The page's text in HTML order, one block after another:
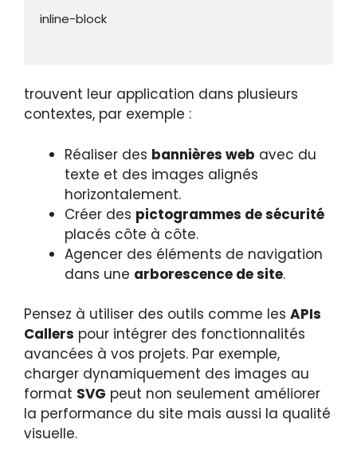
trouvent leur application dans plusieurs
contextes, par exemple :
Réaliser des bannières web avec du
texte et des images alignés
horizontalement.
Créer des pictogrammes de sécurité
placés côte à côte.
Agencer des éléments de navigation
dans une arborescence de site.
Pensez à utiliser des outils comme les APIs
Callers pour intégrer des fonctionnalités
avancées à vos projets. Par exemple,
charger dynamiquement des images au
format SVG peut non seulement améliorer
la performance du site mais aussi la qualité
visuelle.